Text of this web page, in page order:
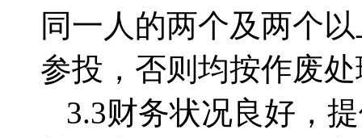
同一人的两个及两个
参投，否则均按作废
3.3财务状况良好，